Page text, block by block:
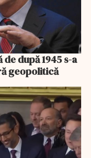
după 1945 s-a
geopolitică